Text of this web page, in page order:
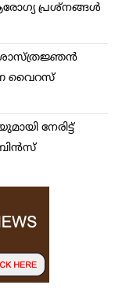
പ്രശ്നങ്ങള്‍
വൈറസ്
നേരിട്ട്